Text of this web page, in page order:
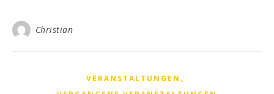
Christian
VERANSTALTUNGEN ,